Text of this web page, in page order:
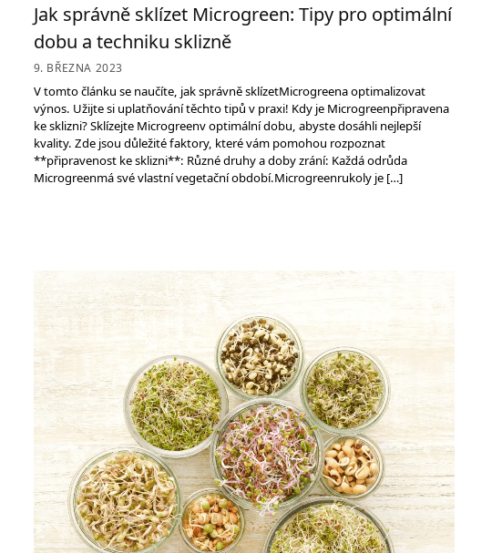
Jak správně sklízet Microgreen: Tipy pro optimální
dobu a techniku ​​sklizně
9. BŘEZNA 2023
V tomto článku se naučíte, jak správně sklízetMicrogreena optimalizovat
výnos. Užijte si uplatňování těchto tipů v praxi! Kdy je Microgreenpřipravena
ke sklizni? Sklízejte Microgreenv optimální dobu, abyste dosáhli nejlepší
kvality. Zde jsou důležité faktory, které vám pomohou rozpoznat
**připravenost ke sklizni**: Různé druhy a doby zrání: Každá odrůda
Microgreenmá své vlastní vegetační období.Microgreenrukoly je […]